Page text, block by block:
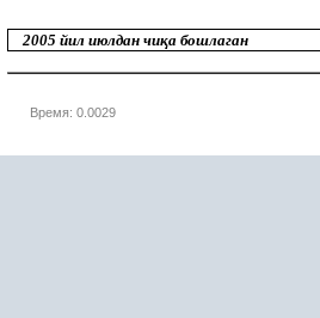
2005 йил июлдан чиқа бошлаган
Время: 0.0029